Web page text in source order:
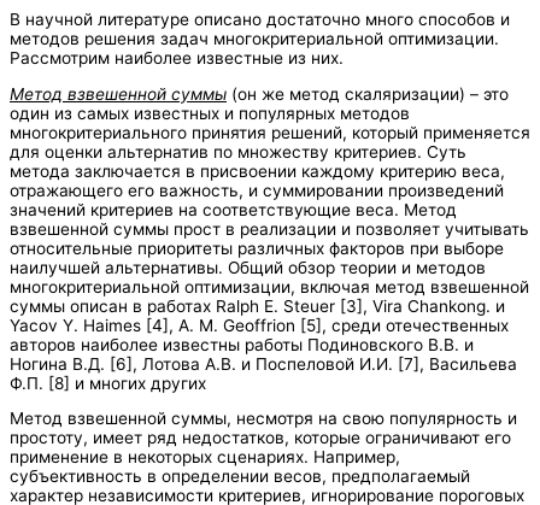
В научной литературе описано достаточно много способов и
методов решения задач многокритериальной оптимизации.
Рассмотрим наиболее известные из них.
Метод взвешенной суммы (он же метод скаляризации) – это
один из самых известных и популярных методов
многокритериального принятия решений, который применяется
для оценки альтернатив по множеству критериев. Суть
метода заключается в присвоении каждому критерию веса,
отражающего его важность, и суммировании произведений
значений критериев на соответствующие веса. Метод
взвешенной суммы прост в реализации и позволяет учитывать
относительные приоритеты различных факторов при выборе
наилучшей альтернативы. Общий обзор теории и методов
многокритериальной оптимизации, включая метод взвешенной
суммы описан в работах Ralph E. Steuer [3], Vira Chankong. и
Yacov Y. Haimes [4], A. M. Geoffrion [5], среди отечественных
авторов наиболее известны работы Подиновского В.В. и
Ногина В.Д. [6], Лотова А.В. и Поспеловой И.И. [7], Васильева
Ф.П. [8] и многих других
Метод взвешенной суммы, несмотря на свою популярность и
простоту, имеет ряд недостатков, которые ограничивают его
применение в некоторых сценариях. Например,
субъективность в определении весов, предполагаемый
характер независимости критериев, игнорирование пороговых